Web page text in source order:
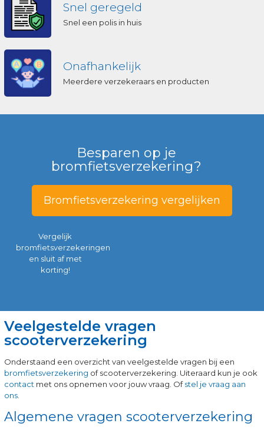
Snel geregeld
Snel een polis in huis
Onafhankelijk
Meerdere verzekeraars en producten
Besparen op je
bromfietsverzekering?
Bromfietsverzekering vergelijken
Vergelijk
bromfietsverzekeringen
en sluit af met
korting!
Veelgestelde vragen
scooterverzekering
Onderstaand een overzicht van veelgestelde vragen bij een
bromfietsverzekering of scooterverzekering. Uiteraard kun je ook
contact met ons opnemen voor jouw vraag. Ofstel je vraag aan
ons
Algemene vragen scooterverzekering